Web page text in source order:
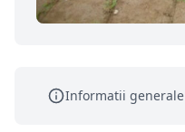
Informatii generale